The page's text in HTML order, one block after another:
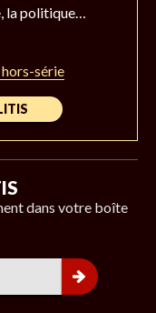
la politique…
série
dans votre boîte